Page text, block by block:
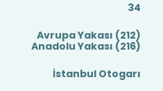
34
Avrupa Yakası (212)
Anadolu Yakası (216)
İstanbul Otogarı